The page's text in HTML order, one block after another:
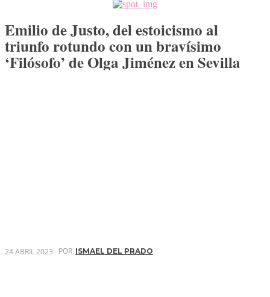
Emilio de Justo, del estoicismo al
triunfo rotundo con un bravísimo
‘Filósofo’ de Olga Jiménez en Sevilla
24 ABRIL 2023 POR ISMAEL DEL PRADO